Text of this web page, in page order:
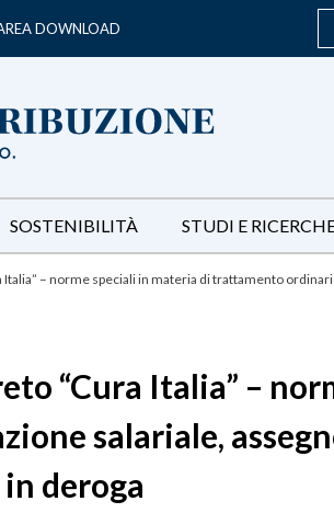
DOWNLOAD
SOSTENIBILITÀ STUDI E
Italia” – norme speciali in materia di trattamento
“Cura Italia” –
salariale,
deroga